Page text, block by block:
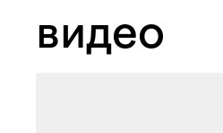
видео